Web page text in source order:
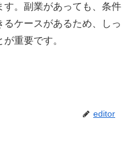
。副業があっても、条件
ケースがあるため、しっ
重要です。
editor